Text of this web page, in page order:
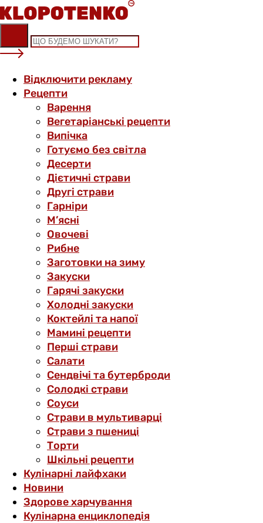
Skip
to
content
Відключити рекламу
Рецепти
Варення
Вегетаріанські рецепти
Випічка
Готуємо без світла
Десерти
Дієтичні страви
Другі страви
Гарніри
М’ясні
Овочеві
Рибне
Заготовки на зиму
Закуски
Гарячі закуски
Холодні закуски
Коктейлі та напої
Мамині рецепти
Перші страви
Салати
Сендвічі та бутерброди
Солодкі страви
Соуси
Страви в мультиварці
Страви з пшениці
Торти
Шкільні рецепти
Кулінарні лайфхаки
Новини
Здорове харчування
Кулінарна енциклопедія